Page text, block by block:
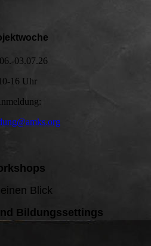
03.07.26
10-16 Uhr
Blick
Bildungssettings